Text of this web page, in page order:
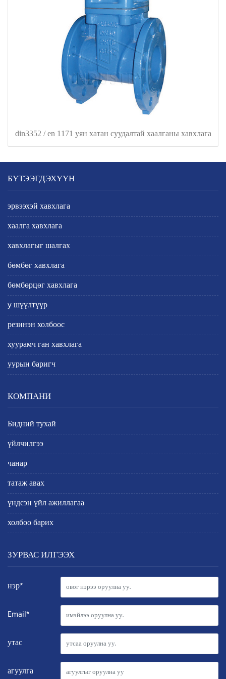
din3352 / en 1171 уян хатан суудалтай хаалганы хавхлага
БҮТЭЭГДЭХҮҮН
эрвээхэй хавхлага
хаалга хавхлага
хавхлагыг шалгах
бөмбөг хавхлага
бөмбөрцөг хавхлага
y шүүлтүүр
резинэн холбоос
хуурамч ган хавхлага
уурын баригч
КОМПАНИ
Бидний тухай
үйлчилгээ
чанар
татаж авах
үндсэн үйл ажиллагаа
холбоо барих
ЗУРВАС ИЛГЭЭХ
нэр*
Email*
утас
агуулга